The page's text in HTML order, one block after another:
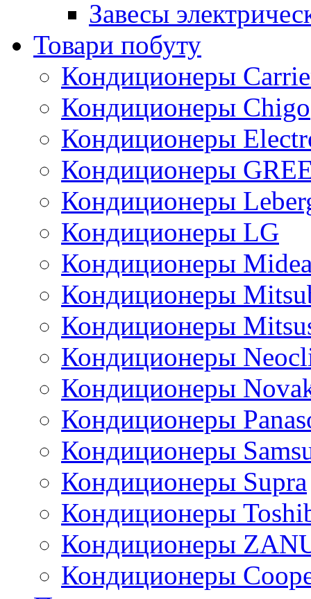
Завесы
Товари побуту
Кондиционеры
Кондиционеры Chigo
Кондиционеры
Кондиционеры
Кондиционеры
Кондиционеры LG
Кондиционеры
Кондиционеры
Кондиционеры
Кондиционеры
Кондиционеры
Кондиционеры
Кондиционеры
Кондиционеры Supra
Кондиционеры
Кондиционеры
Кондиционеры